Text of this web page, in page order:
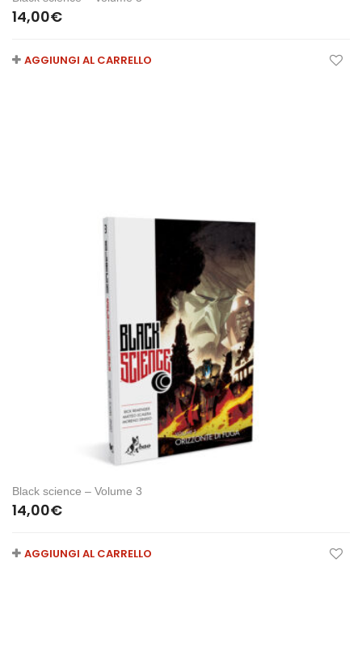
14,00€
AGGIUNGI AL CARRELLO
Black science – Volume 3
14,00€
AGGIUNGI AL CARRELLO